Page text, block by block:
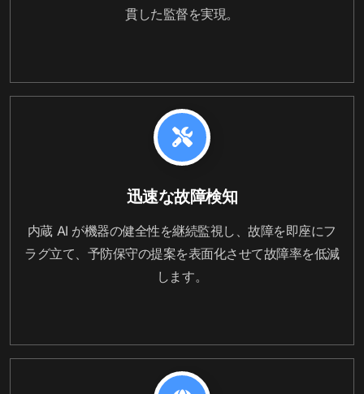
貫した監督を実現。
迅速な故障検知
内蔵 AI が機器の健全性を継続監視し、故障を即座にフ
ラグ立て、予防保守の提案を表面化させて故障率を低減
します。